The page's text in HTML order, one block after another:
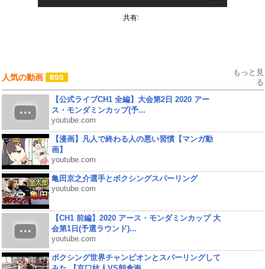
共有:
人気の動画
もっと見
る
【公式ライブCH1 全編】大会第2日 2020 アー
ス・モンダミンカップ(予...
youtube.com
【漫画】凡人で終わる人の悪い習慣【マンガ動
画】
youtube.com
亀田京之介選手とボクシングスパーリング
youtube.com
【CH1 前編】2020 アース・モンダミンカップ 大
会第1日(予選ラウンド)...
youtube.com
ボクシング世界チャンピオンとスパーリングして